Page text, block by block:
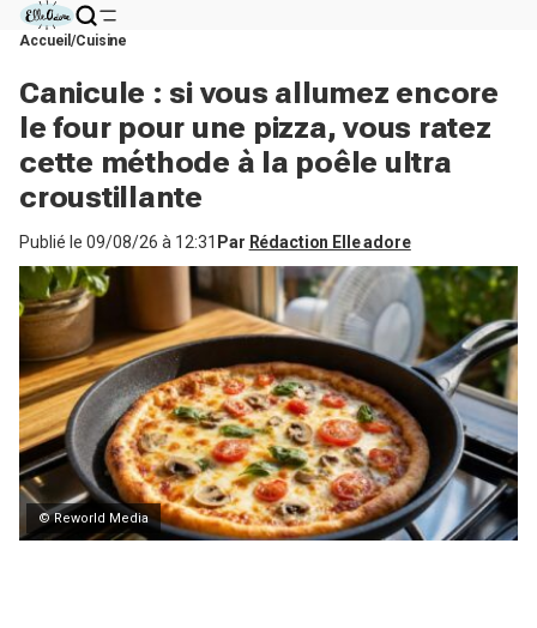
Accueil Cuisine
Canicule : si vous allumez encore
le four pour une pizza, vous ratez
cette méthode à la poêle ultra
croustillante
Publié le 09/08/26 à 12:31 Par Rédaction Elle adore
© Reworld Media